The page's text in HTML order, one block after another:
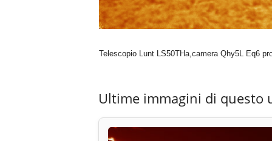
Telescopio Lunt LS50THa,camera Qhy5L Eq6
Ultime immagini di questo